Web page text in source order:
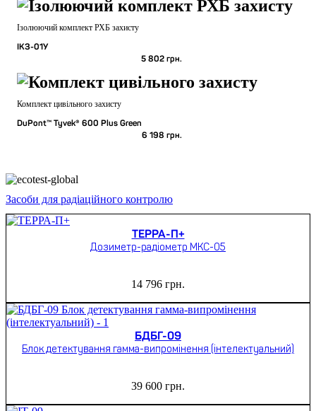
Ізолюючий комплект РХБ захисту
ІКЗ-01У
5 802 грн.
Комплект цивільного захисту
DuPont™ Tyvek® 600 Plus Green
6 198 грн.
Засоби для радіаційного контролю
ТЕРРА-П+
Дозиметр-радіометр МКС-05
14 796 грн.
БДБГ-09
Блок детектування гамма-випромінення (інтелектуальний)
39 600 грн.